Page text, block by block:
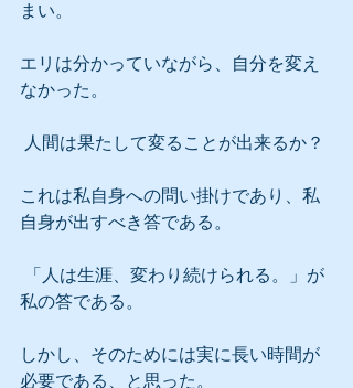
まい。
エリは分かっていながら、自分を変え
なかった。
人間は果たして変ることが出来るか？
これは私自身への問い掛けであり、私
自身が出すべき答である。
私の答である。
しかし、そのためには実に長い時間が
必要である、と思った。